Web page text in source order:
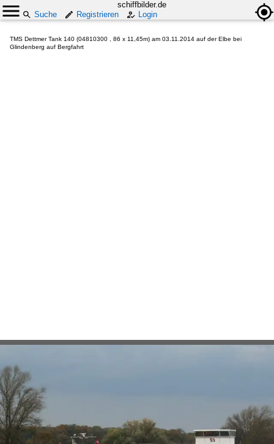
schiffbilder.de
Suche
Registrieren Login
TMS Dettmer Tank 140 (04810300 , 86 x 11,45m) am 03.11.2014 auf der Elbe bei
Glindenberg auf Bergfahrt